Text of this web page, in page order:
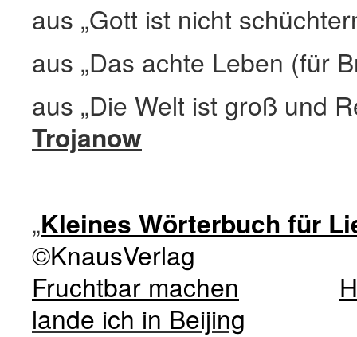
aus „Gott ist nicht
aus „Das achte Leben (für
aus „Die Welt ist groß und
Trojanow
„Kleines Wörterbuch für
©KnausVerlag
Fruchtbar machen
lande ich in Beijing